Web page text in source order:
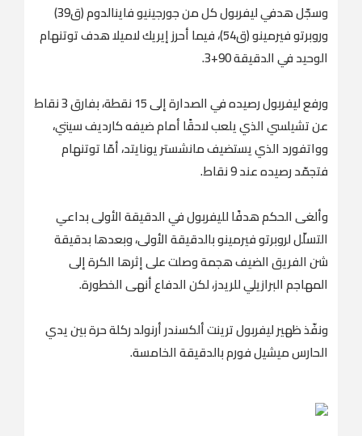
وسجّل هدفي ليفربول كل من جورجينيو فاينالدوم (ق39)
وروبرتو فيرمينو (ق54)، فيما أحرز إيريك لاميلا هدف توتنهام
الوحيد في الدقيقة 90+3.
ورفع ليفربول رصيده في الصدارة إلى 15 نقطة، بفارق 3 نقاط
عن تشيلسي الذي يلعب لاحقًا أمام ضيفه كارديف سيتي،
وواتفورد الذي يستضيف مانشستر يونايتد، أمّا توتنهام
فتجمّد رصيده عند 9 نقاط.
وألغى الحكم هدفًا لليفربول في الدقيقة الأولى بداعي
التسلّل لروبرتو فيرمينو بالدقيقة الأولى، وبعدها بدقيقة
شن الفريق الضيف هجمة وصلت على إثرها الكرة إلى
المهاجم البرازيلي للريدز، لكن الدفاع أنهى الخطورة.
ونفّذ ظهير ليفربول ترينت ألكسندر أرنولد ركلة حرة بين يدي
الحارس ميشيل فورم بالدقيقة الخامسة.